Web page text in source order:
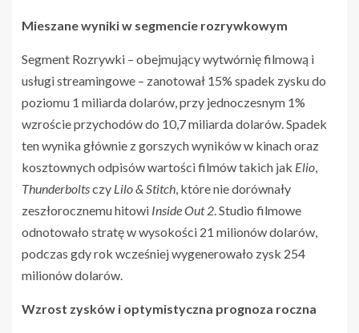
Mieszane wyniki w segmencie rozrywkowym
Segment Rozrywki – obejmujący wytwórnię filmową i
usługi streamingowe – zanotował 15% spadek zysku do
poziomu 1 miliarda dolarów, przy jednoczesnym 1%
wzroście przychodów do 10,7 miliarda dolarów. Spadek
ten wynika głównie z gorszych wyników w kinach oraz
kosztownych odpisów wartości filmów takich jak Elio
Thunderboltsczy Lilo & Stitch , które nie dorównały
zeszłorocznemu hitowi Inside Out 2 . Studio filmowe
odnotowało stratę w wysokości 21 milionów dolarów,
podczas gdy rok wcześniej wygenerowało zysk 254
milionów dolarów.
Wzrost zysków i optymistyczna prognoza roczna